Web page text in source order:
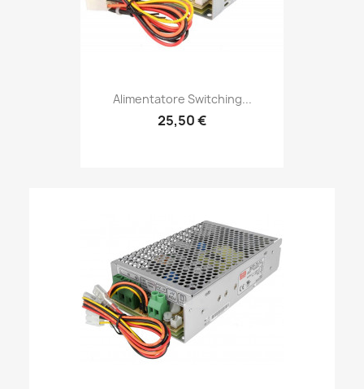
Alimentatore Switching...
25,50 €